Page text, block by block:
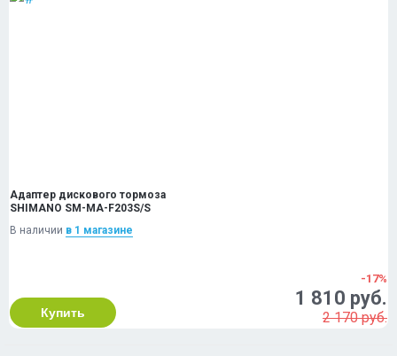
Адаптер дискового тормоза
SHIMANO SM-MA-F203S/S
В наличии в 1 магазинe
Купить
-17%
1 810 руб.
2 170 руб.